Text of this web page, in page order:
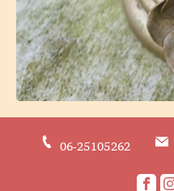
06-25105262